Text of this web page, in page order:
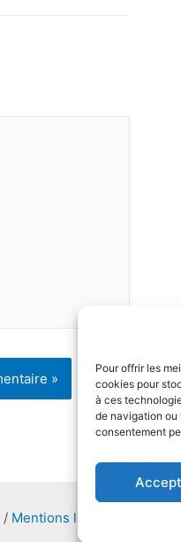
Pour offrir les
cookies pour
à ces
de navigation ou
consentement
/ Mentions légales et CGV